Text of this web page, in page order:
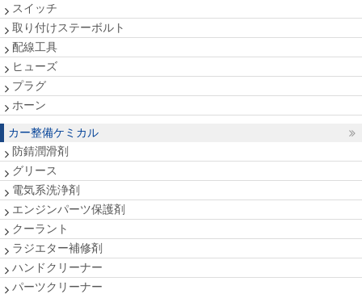
スイッチ
取り付けステーボルト
配線工具
ヒューズ
プラグ
ホーン
カー整備ケミカル
防錆潤滑剤
グリース
電気系洗浄剤
エンジンパーツ保護剤
クーラント
ラジエター補修剤
ハンドクリーナー
パーツクリーナー